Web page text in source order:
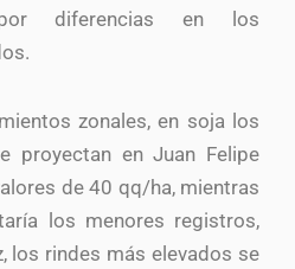
diferencias en los
zonales, en soja los
proyectan en Juan Felipe
de 40 qq/ha, mientras
los menores registros,
los rindes más elevados se